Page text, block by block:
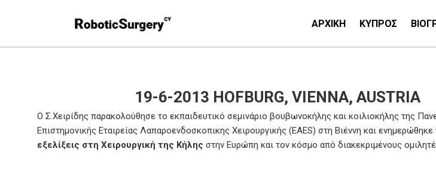
ΑΡΧΙΚΗ ΚΥΠΡΟΣ
19-6-2013 HOFBURG, VIENNA, AUSTRIA
Ο Σ.Χειρίδης παρακολούθησε το εκπαιδευτικό σεμινάριο βουβωνοκήλης και κοιλιοκήλης της
Επιστημονικής Εταιρείας Λαπαροενδοσκοπικης Χειρουργικής (EAES) στη Βιέννη και ενημερώθηκε
εξελίξεις στη Χειρουργική της Κήλης στην Ευρώπη και τον κόσμο από διακεκριμένους